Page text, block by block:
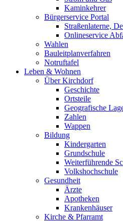
Kaminkehrer
Bürgerservice Portal
Straßenlaterne,
Onlineservice
Wahlen
Bauleitplanverfahren
Notruftafel
Leben & Wohnen
Über Kirchdorf
Geschichte
Ortsteile
Geografische
Zahlen
Wappen
Bildung
Kindergarten
Grundschule
Weiterführende
Volkshochschule
Gesundheit
Ärzte
Apotheken
Krankenhäuser
Kirche & Pfarramt